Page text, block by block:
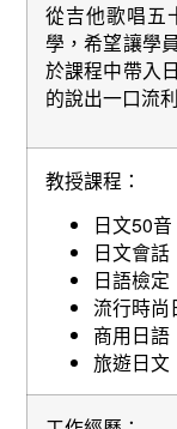
從吉他歌唱五
學，希望讓學
於課程中帶入
的說出一口流
教授課程：
日文50音
日文會話
日語檢定
流行時尚
商用日語
旅遊日文